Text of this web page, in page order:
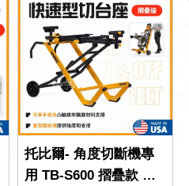
托比爾- 角度切斷機專
用 TB-S600 摺疊款 推